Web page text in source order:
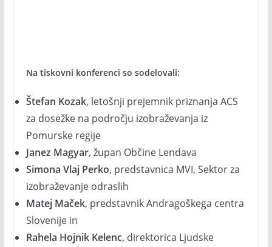
Na tiskovni konferenci so sodelovali:
Štefan Kozak, letošnji prejemnik priznanja ACS
za dosežke na področju izobraževanja iz
Pomurske regije
Janez Magyar, župan Občine Lendava
Simona Vlaj Perko, predstavnica MVI, Sektor za
izobraževanje odraslih
Matej Maček, predstavnik Andragoškega centra
Slovenije in
Rahela Hojnik Kelenc, direktorica Ljudske